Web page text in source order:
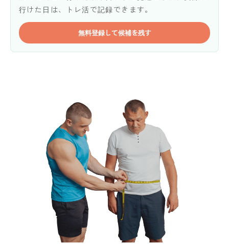
行けた日は、トレ活で記録できます。
無料登録して候補を残す